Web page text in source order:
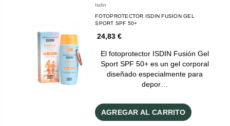
Isdin
FOTOPROTECTOR ISDIN FUSION GEL
SPORT SPF 50+
24,83 €
El fotoprotector ISDIN Fusión Gel
Sport SPF 50+ es un gel corporal
diseñado especialmente para
depor…
AGREGAR AL CARRITO